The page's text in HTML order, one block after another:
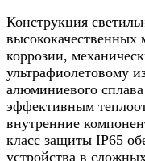
Конструкция
высококачественных
коррозии,
ультрафиолетовому
алюминиевого
эффективным
внутренние
класс защиты IP65
устройства в